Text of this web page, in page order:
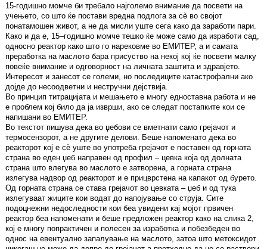
15-годишно момче би требало најголемо внимание да посвети на
учењето, со што ќе постави вредна подлога за сè во својот
понатамошен живот, а не да мисли уште сега како да заработи пари.
Како и да е, 15–годишно момче тешко ќе може само да изработи сад,
односно реактор како што го нарековме во ЕМИТЕР, а и самата
преработка на маслото бара присуство на некој кој ќе посвети малку
повеќе внимание и одговорност на личната заштита и здравјето.
Интересот и занесот се големи, но последиците катастрофални ако
дојде до несоодветни и нестручни дејствија.
Во принцип титрацијата и мешањето е многу едноставна работа и не
е проблем кој било да ја изврши, ако се следат постапките кои се
напишани во ЕМИТЕР.
Во текстот пишува дека во џебови се вметнати само грејачот и
термосензорот, а не другите делови. Беше напоменато дека во
реакторот кој е сè уште во употреба грејачот е поставен од горната
страна во еден џеб направен од профил – цевка која од долната
страна што влегува во маслото е затворена, а горната страна
излегува надвор од реакторот и е прицврстена на капакот од бурето.
Од горната страна се става грејачот во цевката – џеб и од тука
излегуваат жиците кои водат до напојување со струја. Сите
подоцнежни недоследности кои беа увидени кај мојот првичен
реактор беа напоменати и беше предложен реактор како на слика 2,
кој е многу попрактичен и полесен за изработка и побезбеден во
однос на евентуално запалување на маслото, затоа што метоксидот